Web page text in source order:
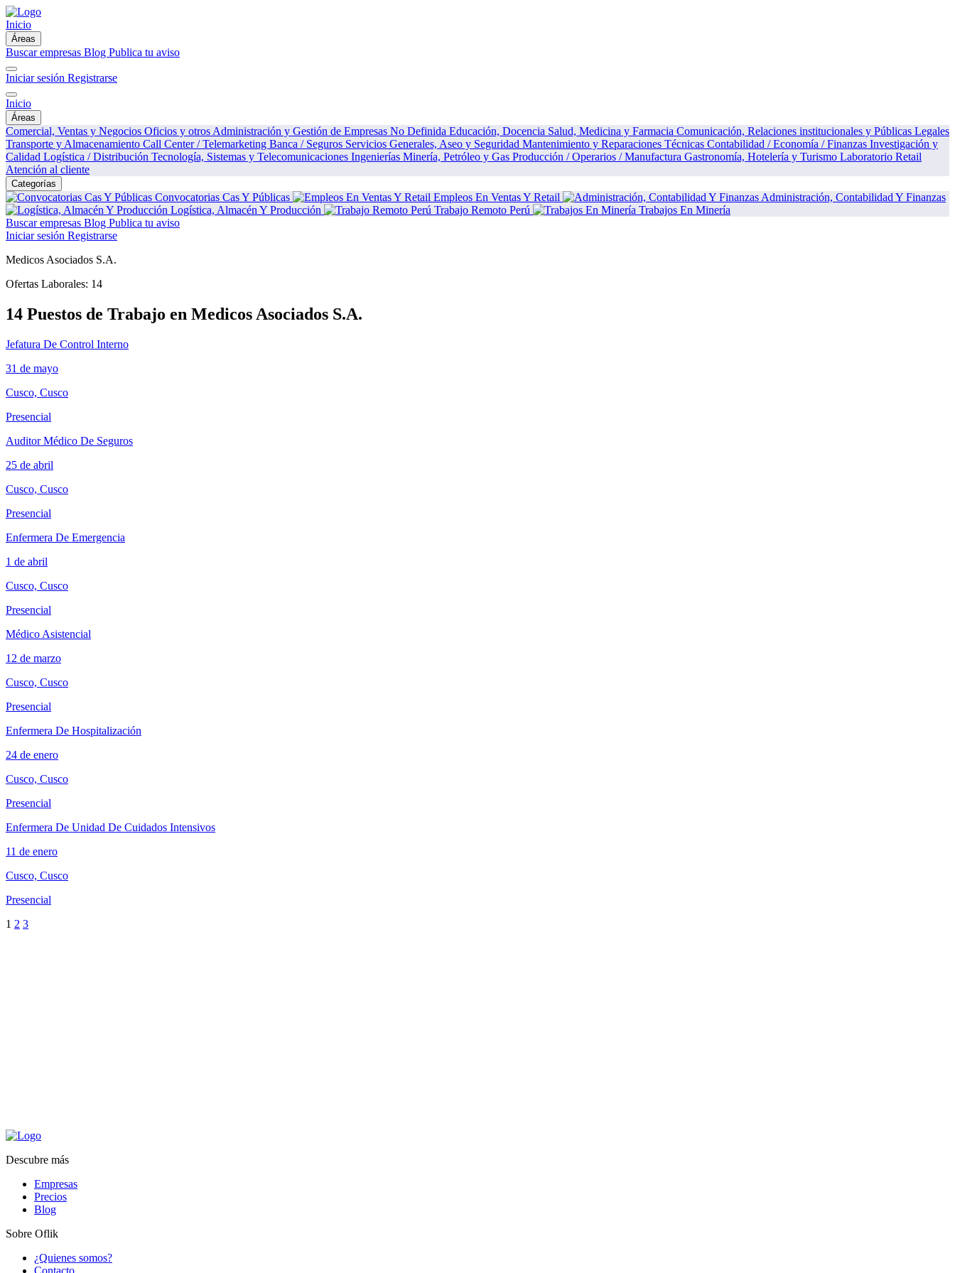
Inicio
Áreas
Buscar empresas Blog Publica tu aviso
Iniciar sesión Registrarse
Inicio
Áreas
Comercial, Ventas y Negocios Oficios y otros Administración y Gestión de Empresas No Definida Educación, Docencia Salud, Medicina y Farmacia Comunicación, Relaciones institucionales y Públicas Legales
Transporte y Almacenamiento Call Center / Telemarketing Banca / Seguros Servicios Generales, Aseo y Seguridad Mantenimiento y Reparaciones Técnicas Contabilidad / Economía / Finanzas Investigación y
Calidad Logística / Distribución Tecnología, Sistemas y Telecomunicaciones Ingenierías Minería, Petróleo y Gas Producción / Operarios / Manufactura Gastronomía, Hotelería y Turismo Laboratorio Retail
Atención al cliente
Categorías
Convocatorias Cas Y Públicas Empleos En Ventas Y Retail
Administración, Contabilidad Y Finanzas
Logística, Almacén Y Producción
Trabajo Remoto Perú
Trabajos En Minería
Buscar empresas Blog Publica tu aviso
Iniciar sesión Registrarse
Medicos Asociados S.A.
Ofertas Laborales: 14
14 Puestos de Trabajo en Medicos Asociados S.A.
Jefatura De Control Interno
31 de mayo
Cusco, Cusco
Presencial
Auditor Médico De Seguros
25 de abril
Cusco, Cusco
Presencial
Enfermera De Emergencia
1 de abril
Cusco, Cusco
Presencial
Médico Asistencial
12 de marzo
Cusco, Cusco
Presencial
Enfermera De Hospitalización
24 de enero
Cusco, Cusco
Presencial
Enfermera De Unidad De Cuidados Intensivos
11 de enero
Cusco, Cusco
Presencial
1 2 3
Descubre más
Empresas
Precios
Blog
Sobre Oflik
¿Quienes somos?
Contacto